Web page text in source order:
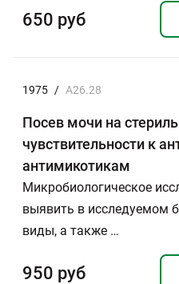
650 руб
1975 / А26.28
Посев мочи на
чувствительности к
антимикотикам
Микробиологическое
выявить в исследуемом
виды, а также …
950 руб